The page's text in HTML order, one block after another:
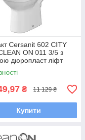
Cersanit 602 CITY
ON 011 3/5 з
дюропласт ліфт
₴ 11 129 ₴
Купити